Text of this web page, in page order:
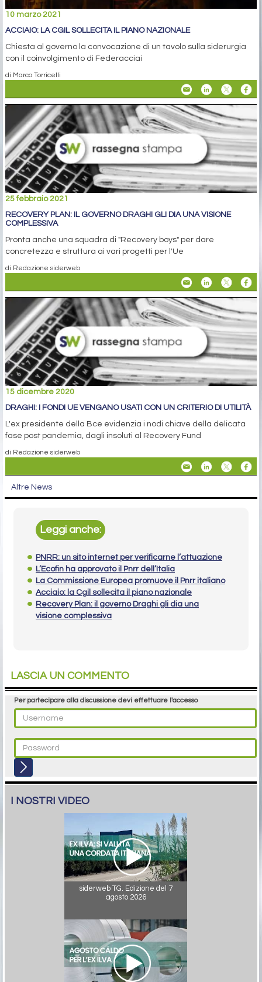
10 marzo 2021
ACCIAIO: LA CGIL SOLLECITA IL PIANO NAZIONALE
Chiesta al governo la convocazione di un tavolo sulla siderurgia
con il coinvolgimento di Federacciai
di Marco Torricelli
25 febbraio 2021
RECOVERY PLAN: IL GOVERNO DRAGHI GLI DIA UNA VISIONE
COMPLESSIVA
Pronta anche una squadra di "Recovery boys" per dare
concretezza e struttura ai vari progetti per l'Ue
di Redazione siderweb
15 dicembre 2020
DRAGHI: I FONDI UE VENGANO USATI CON UN CRITERIO DI UTILITÀ
L'ex presidente della Bce evidenzia i nodi chiave della delicata
fase post pandemia, dagli insoluti al Recovery Fund
di Redazione siderweb
Altre News
Leggi anche:
PNRR: un sito internet per verificarne l’attuazione
L’Ecofin ha approvato il Pnrr dell’Italia
La Commissione Europea promuove il Pnrr italiano
Acciaio: la Cgil sollecita il piano nazionale
Recovery Plan: il governo Draghi gli dia una
visione complessiva
LASCIA UN COMMENTO
Per partecipare alla discussione devi effettuare l'accesso
I NOSTRI VIDEO
siderweb TG. Edizione del 7
agosto 2026